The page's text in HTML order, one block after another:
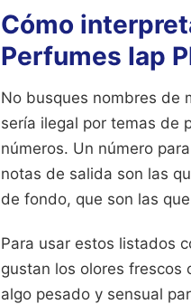
Cómo
Perfumes Iap
No busques nombres de
sería ilegal por temas de
números. Un número
notas de salida son las
de fondo, que son las
Para usar estos listados
gustan los olores frescos
algo pesado y sensual